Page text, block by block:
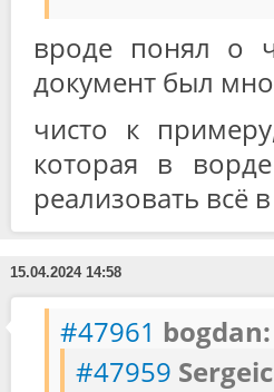
вроде понял о
документ был
чисто к
которая в
реализовать всё
15.04.2024 14:58
#47961 bogdan:
#47959